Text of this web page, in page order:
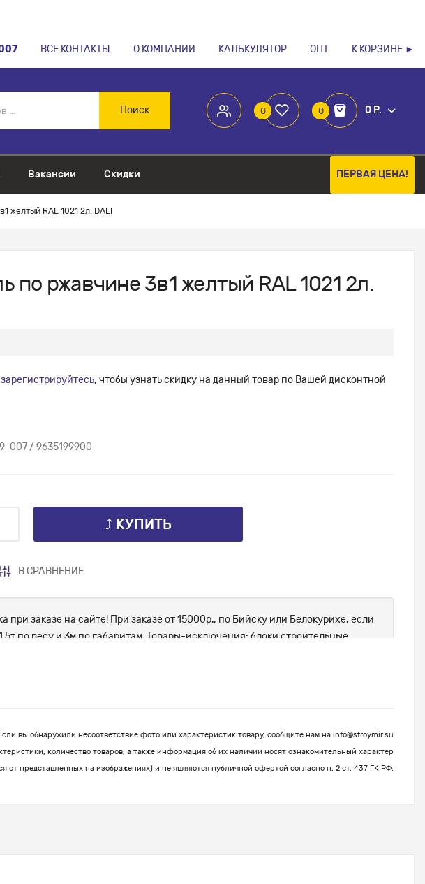
ВСЕ КОНТАКТЫ О КОМПАНИИ КАЛЬКУЛЯТОР ОПТ К КОРЗИНЕ ►
0 0 0 Р.
Поиск
Вакансии Скидки ПЕРВАЯ ЦЕНА!
желтый RAL 1021 2л. DALI
по ржавчине 3в1 желтый RAL 1021 2л.
, чтобы узнать скидку на данный товар по Вашей дисконтной
007 / 9635199900
⤴ КУПИТЬ
В СРАВНЕНИЕ
при заказе на сайте! При заказе от 15000р., по Бийску или Белокурихе, если
по весу и 3м по габаритам. Товары-исключения: блоки строительные,
вы обнаружили несоответствие фото или характеристик товару, сообщите нам на info@stroymir.su
количество товаров, а также информация об их наличии носят ознакомительный характер
от представленных на изображениях) и не являются публичной офертой согласно п. 2 ст. 437 ГК РФ.